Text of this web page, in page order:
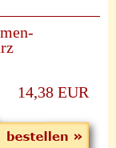
14,38 EUR